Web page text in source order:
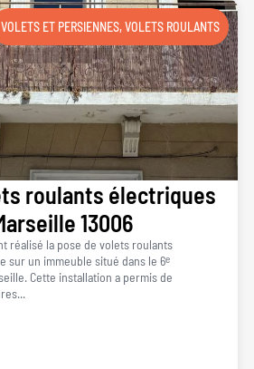
VOLETS ET PERSIENNES,VOLETS ROULANTS
roulants électriques
13006
réalisé la pose de volets roulants
sur un immeuble situé dans le 6ᵉ
Cette installation a permis de